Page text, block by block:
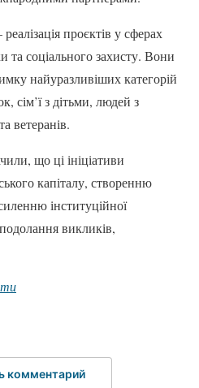
проєктів у сферах
та соціального захисту. Вони
найуразливіших категорій
сім’ї з дітьми, людей з
ветеранів.
що ці ініціативи
капіталу, створенню
інституційної
викликів,
комментарий